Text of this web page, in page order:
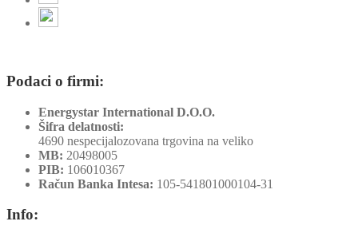
Podaci o firmi:
Energystar International D.O.O.
Šifra delatnosti:
4690 nespecijalozovana trgovina na veliko
MB: 20498005
PIB: 106010367
Račun Banka Intesa: 105-541801000104-31
Info: